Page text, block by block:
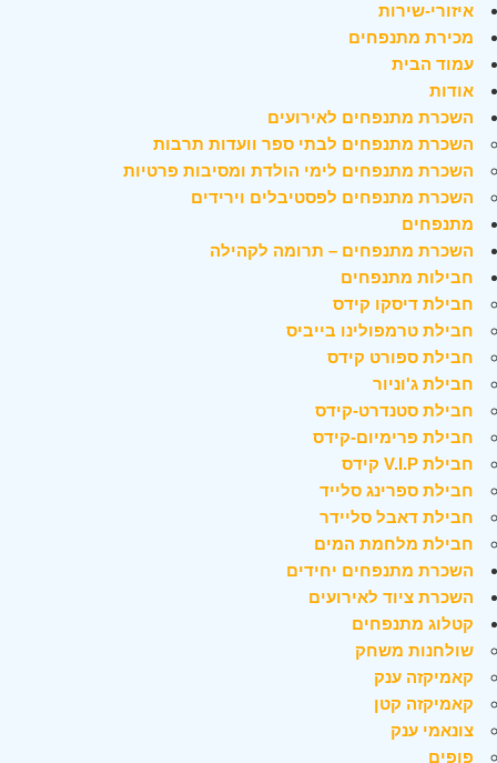
איזורי-שירות
מכירת מתנפחים
עמוד הבית
אודות
השכרת מתנפחים לאירועים
השכרת מתנפחים לבתי ספר וועדות תרבות
השכרת מתנפחים לימי הולדת ומסיבות פרטיות
השכרת מתנפחים לפסטיבלים וירידים
מתנפחים
השכרת מתנפחים – תרומה לקהילה
חבילות מתנפחים
חבילת דיסקו קידס
חבילת טרמפולינו בייביס
חבילת ספורט קידס
חבילת ג'וניור
חבילת סטנדרט-קידס
חבילת פרימיום-קידס
חבילת V.I.P קידס
חבילת ספרינג סלייד
חבילת דאבל סליידר
חבילת מלחמת המים
השכרת מתנפחים יחידים
השכרת ציוד לאירועים
קטלוג מתנפחים
שולחנות משחק
קאמיקזה ענק
קאמיקזה קטן
צונאמי ענק
פופים